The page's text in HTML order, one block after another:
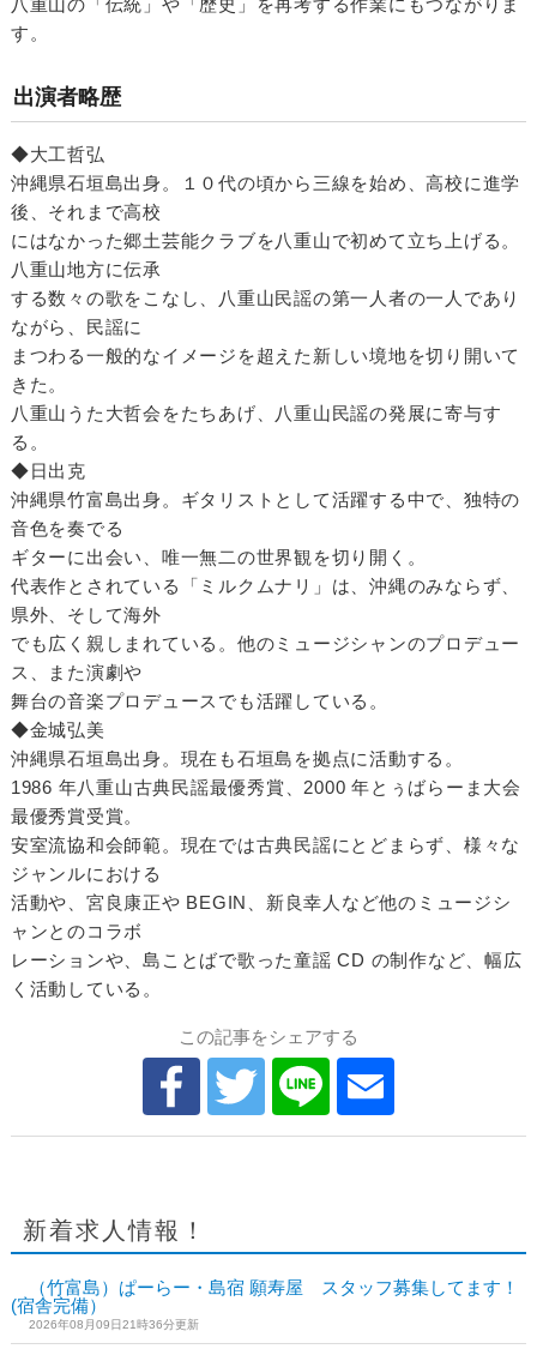
八重山の「伝統」や「歴史」を再考する作業にもつながりま
す。
出演者略歴
◆大工哲弘
沖縄県石垣島出身。１０代の頃から三線を始め、高校に進学
後、それまで高校
にはなかった郷土芸能クラブを八重山で初めて立ち上げる。
八重山地方に伝承
する数々の歌をこなし、八重山民謡の第一人者の一人であり
ながら、民謡に
まつわる一般的なイメージを超えた新しい境地を切り開いて
きた。
八重山うた大哲会をたちあげ、八重山民謡の発展に寄与す
る。
◆日出克
沖縄県竹富島出身。ギタリストとして活躍する中で、独特の
音色を奏でる
ギターに出会い、唯一無二の世界観を切り開く。
代表作とされている「ミルクムナリ」は、沖縄のみならず、
県外、そして海外
でも広く親しまれている。他のミュージシャンのプロデュー
ス、また演劇や
舞台の音楽プロデュースでも活躍している。
◆金城弘美
沖縄県石垣島出身。現在も石垣島を拠点に活動する。
1986 年八重山古典民謡最優秀賞、2000 年とぅばらーま大会
最優秀賞受賞。
安室流協和会師範。現在では古典民謡にとどまらず、様々な
ジャンルにおける
活動や、宮良康正や BEGIN、新良幸人など他のミュージシ
ャンとのコラボ
レーションや、島ことばで歌った童謡 CD の制作など、幅広
く活動している。
この記事をシェアする
新着求人情報！
（竹富島）ぱーらー・島宿 願寿屋 スタッフ募集してます！
(宿舎完備）
2026年08月09日21時36分更新